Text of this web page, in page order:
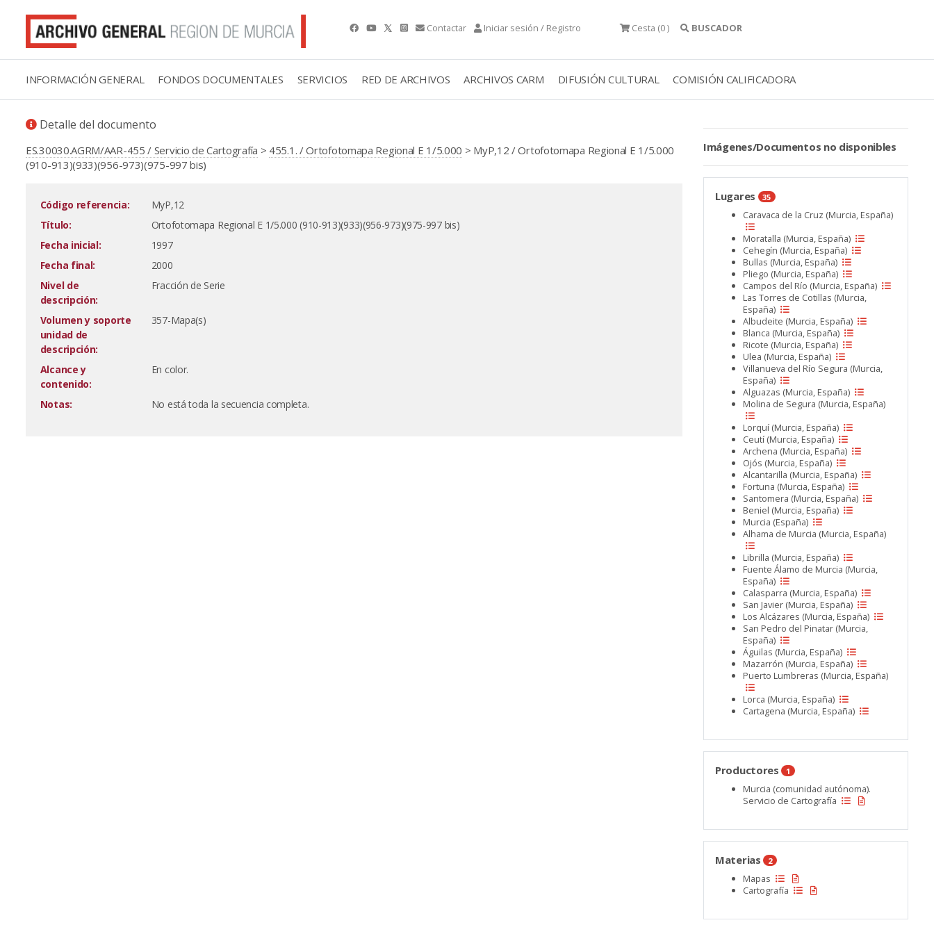
Contactar Iniciar sesión / Registro Cesta (0 ) BUSCADOR
INFORMACIÓN GENERAL FONDOS DOCUMENTALES SERVICIOS RED DE ARCHIVOS ARCHIVOS CARM DIFUSIÓN CULTURAL COMISIÓN CALIFICADORA
Detalle del documento
ES.30030.AGRM/AAR-455 / Servicio de Cartografía > 455.1. / Ortofotomapa Regional E 1/5.000 > MyP,12 / Ortofotomapa Regional E 1/5.000
(910-913)(933)(956-973)(975-997 bis)
Código referencia:
MyP,12
Título:
Ortofotomapa Regional E 1/5.000 (910-913)(933)(956-973)(975-997 bis)
Fecha inicial:
1997
Fecha final:
2000
Nivel de
descripción:
Fracción de Serie
Volumen y soporte
unidad de
descripción:
357-Mapa(s)
Alcance y
contenido:
En color.
Notas: No está toda la secuencia completa.
Imágenes/Documentos no disponibles
Lugares 35
Caravaca de la Cruz (Murcia, España)
Moratalla (Murcia, España)
Cehegín (Murcia, España)
Bullas (Murcia, España)
Pliego (Murcia, España)
Campos del Río (Murcia, España)
Las Torres de Cotillas (Murcia,
España)
Albudeite (Murcia, España)
Blanca (Murcia, España)
Ricote (Murcia, España)
Ulea (Murcia, España)
Villanueva del Río Segura (Murcia,
España)
Alguazas (Murcia, España)
Molina de Segura (Murcia, España)
Lorquí (Murcia, España)
Ceutí (Murcia, España)
Archena (Murcia, España)
Ojós (Murcia, España)
Alcantarilla (Murcia, España)
Fortuna (Murcia, España)
Santomera (Murcia, España)
Beniel (Murcia, España)
Murcia (España)
Alhama de Murcia (Murcia, España)
Librilla (Murcia, España)
Fuente Álamo de Murcia (Murcia,
España)
Calasparra (Murcia, España)
San Javier (Murcia, España)
Los Alcázares (Murcia, España)
San Pedro del Pinatar (Murcia,
España)
Águilas (Murcia, España)
Mazarrón (Murcia, España)
Puerto Lumbreras (Murcia, España)
Lorca (Murcia, España)
Cartagena (Murcia, España)
Productores 1
Murcia (comunidad autónoma).
Servicio de Cartografía
Materias 2
Mapas
Cartografía